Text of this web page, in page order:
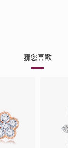
猜您喜歡